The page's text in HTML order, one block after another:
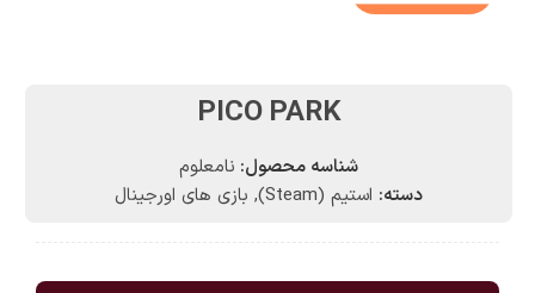
PICO PARK
شناسه محصول: نامعلوم
دسته: استیم (Steam) , بازی های اورجینال